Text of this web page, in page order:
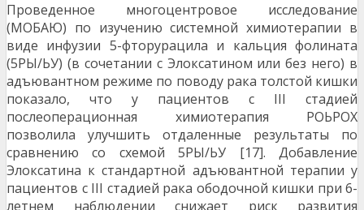
Проведенное многоцентровое исследова­ние
(МОБАЮ) по изучению системной химиотера­пии в
виде инфузии 5-фторурацила и кальция фолината
(5РЫ/ЬУ) (в сочетании с Элоксатином или без него) в
адъювантном режиме по поводу рака толстой кишки
показало, что у пациентов с III стадией
послеоперационная химиотерапия РОЬРОХ
позволила улучшить отдаленные ре­зультаты по
сравнению со схемой 5РЫ/ЬУ [17]. Добавление
Элоксатина к стандартной адъ­ювантной терапии у
пациентов с III стадией рака ободочной кишки при 6-
летнем наблюдении сни­жает риск развития